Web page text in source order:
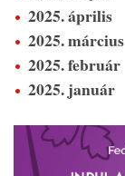
2025. április
2025. március
2025. február
2025. január